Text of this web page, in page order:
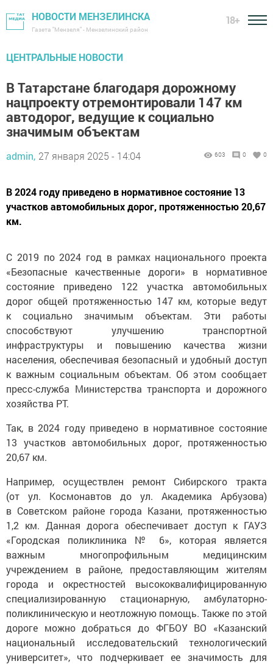
НОВОСТИ МЕНЗЕЛИНСКА
Газета "Мензеля" - Мензелинский район
18+
ЦЕНТРАЛЬНЫЕ НОВОСТИ
В Татарстане благодаря дорожному
нацпроекту отремонтировали 147 км
автодорог, ведущие к социально
значимым объектам
admin, 27 января 2025 - 14:04 603 0 0
В 2024 году приведено в нормативное состояние 13
участков автомобильных дорог, протяженностью 20,67
км.
С 2019 по 2024 год в рамках национального проекта
«Безопасные качественные дороги» в нормативное
состояние приведено 122 участка автомобильных
дорог общей протяженностью 147 км, которые ведут
к социально значимым объектам. Эти работы
способствуют улучшению транспортной
инфраструктуры и повышению качества жизни
населения, обеспечивая безопасный и удобный доступ
к важным социальным объектам. Об этом сообщает
пресс-служба Министерства транспорта и дорожного
хозяйства РТ.
Так, в 2024 году приведено в нормативное состояние
13 участков автомобильных дорог, протяженностью
20,67 км.
Например, осуществлен ремонт Сибирского тракта
(от ул. Космонавтов до ул. Академика Арбузова)
в Советском районе города Казани, протяженностью
1,2 км. Данная дорога обеспечивает доступ к ГАУЗ
«Городская поликлиника № 6», которая является
важным многопрофильным медицинским
учреждением в районе, предоставляющим жителям
города и окрестностей высококвалифицированную
специализированную стационарную, амбулаторно-
поликлиническую и неотложную помощь. Также по этой
дороге можно добраться до ФГБОУ ВО «Казанский
национальный исследовательский технологический
университет», что подчеркивает ее значимость для